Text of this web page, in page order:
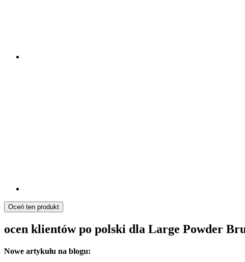
Oceń ten produkt
ocen klientów po polski dla Large Powder
Nowe artykułu na blogu: